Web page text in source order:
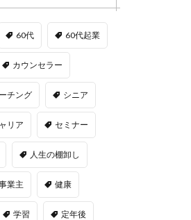
60代 60代起業
カウンセラー
チング シニア
リア セミナー
人生の棚卸し
業主 健康
学習 定年後